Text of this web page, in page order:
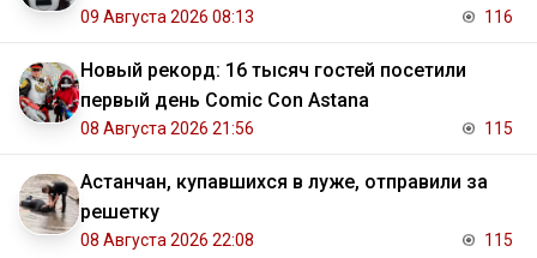
09 Августа 2026 08:13 116
Новый рекорд: 16 тысяч гостей посетили
первый день Comic Con Astana
08 Августа 2026 21:56 115
Астанчан, купавшихся в луже, отправили за
решетку
08 Августа 2026 22:08 115